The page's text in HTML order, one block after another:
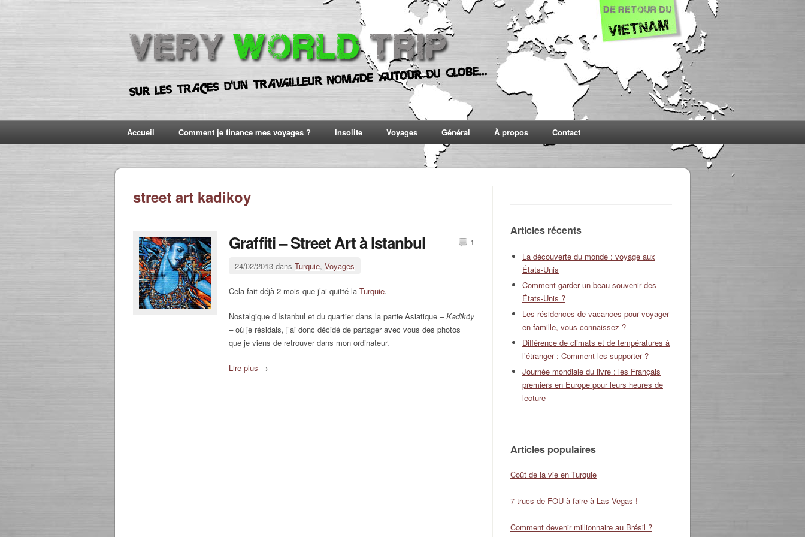
Accueil Comment je finance mes voyages ? Insolite Voyages Général À propos Contact
street art kadikoy
Graffiti – Street Art à Istanbul
24/02/2013 dans Turquie, Voyages
Cela fait déjà 2 mois que j’ai quitté la Turquie.
Nostalgique d’Istanbul et du quartier dans la partie Asiatique – Kadiköy
–où je résidais, j’ai donc décidé de partager avec vous des photos
que je viens de retrouver dans mon ordinateur.
Lire plus →
1
Articles récents
La découverte du monde : voyage aux
États-Unis
Comment garder un beau souvenir des
États-Unis ?
Les résidences de vacances pour voyager
en famille, vous connaissez ?
Différence de climats et de températures à
l’étranger : Comment les supporter ?
Journée mondiale du livre : les Français
premiers en Europe pour leurs heures de
lecture
Articles populaires
Coût de la vie en Turquie
7 trucs de FOU à faire à Las Vegas !
Comment devenir millionnaire au Brésil ?